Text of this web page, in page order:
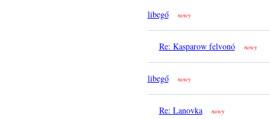
libegő nowy
Re: Kasparow felvonó nowy
libegő nowy
Re: Lanovka nowy